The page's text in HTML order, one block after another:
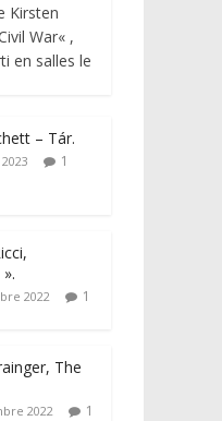
Kirsten
War« ,
en salles le
– Tár.
1
2022 1
The
2022 1